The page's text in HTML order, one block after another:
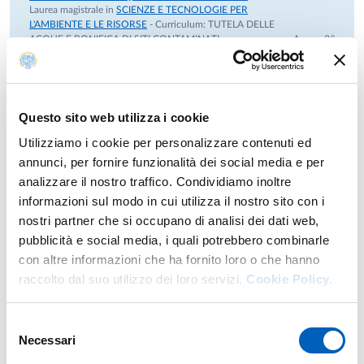
Questo sito web utilizza i cookie
Utilizziamo i cookie per personalizzare contenuti ed
annunci, per fornire funzionalità dei social media e per
analizzare il nostro traffico. Condividiamo inoltre
informazioni sul modo in cui utilizza il nostro sito con i
nostri partner che si occupano di analisi dei dati web,
pubblicità e social media, i quali potrebbero combinarle
con altre informazioni che ha fornito loro o che hanno
raccolto dal suo utilizzo dei loro servizi. Cookie Policy.
delNecessari
2021-2025 Componente la Commissione di Ateneo per la
Ricerca Scientifica, presso l’Università degli
2021-2025 Presidente del Comitato d’Area delle Scienze
della Terra presso l’Università degli Studi di
2021-2023 Componente il Comitato Scientifico del Progetto
CASTES, finanziato dall’Agenzia Italiana per
la Cooperazione allo Sviluppo (AICS), per l’istituzione di un
nuovo Corso di Laurea in
Ingegneria Geologica presso la Universidad de El Salvador.
2020-2023 Presidente eletto del Consiglio del Corso di
Laurea Magistrale in Scienze e Tecnologie per
l’Ambiente e le Risorse presso l’Università degli Studi di
Parma.
di Laurea Magistrale in Scienze Geologiche applicate alla
Laurea magistrale in SCIENZE E TECNOLOGIE PER
L'AMBIENTE E LE RISORSE - Curriculum: TUTELA DELLE
ACQUE E BONIFICA DI SITI CONTAMINATI
Anno: 2°
L'AMBIENTE E LE RISORSE
Anni precedenti